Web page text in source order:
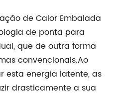
de Calor Embalada
de ponta para
que de outra forma
convencionais.Ao
esta energia latente, as
drasticamente a sua